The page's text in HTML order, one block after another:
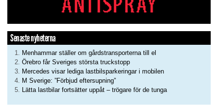
Senaste nyheterna
Menhammar ställer om gårdstransporterna till el
Örebro får Sveriges största truckstopp
Mercedes visar lediga lastbilsparkeringar i mobilen
M Sverige: ”Förbjud eftersupning”
Lätta lastbilar fortsätter uppåt – trögare för de tunga